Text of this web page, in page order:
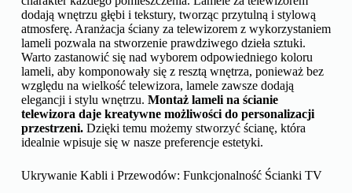
dodają wnętrzu głębi i tekstury, tworząc przytulną i stylową
atmosferę. Aranżacja ściany za telewizorem z wykorzystaniem
lameli pozwala na stworzenie prawdziwego dzieła sztuki.
Warto zastanowić się nad wyborem odpowiedniego koloru
lameli, aby komponowały się z resztą wnętrza, ponieważ bez
względu na wielkość telewizora, lamele zawsze dodają
elegancji i stylu wnętrzu. Montaż lameli na ścianie
telewizora daje kreatywne możliwości do personalizacji
przestrzeni.Dzięki temu możemy stworzyć ścianę, która
idealnie wpisuje się w nasze preferencje estetyki.
Ukrywanie Kabli i Przewodów: Funkcjonalność Ścianki TV